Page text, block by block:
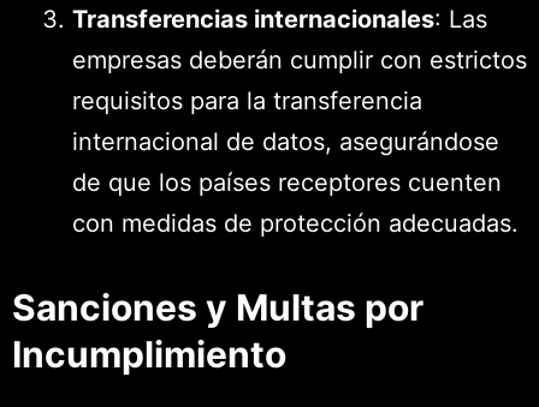
Transferencias internacionales: Las
empresas deberán cumplir con estrictos
requisitos para la transferencia
internacional de datos, asegurándose
de que los países receptores cuenten
con medidas de protección adecuadas.
Sanciones y Multas por
Incumplimiento